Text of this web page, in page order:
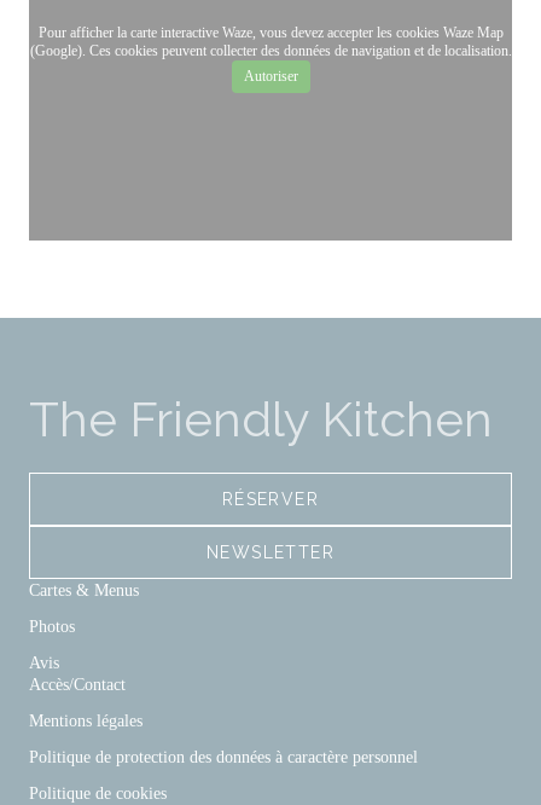
Pour afficher la carte interactive Waze, vous devez accepter les cookies Waze Map
(Google). Ces cookies peuvent collecter des données de navigation et de localisation.
Autoriser
The Friendly Kitchen
RÉSERVER
NEWSLETTER
Cartes & Menus
Photos
Avis
Accès/Contact
Mentions légales
Politique de protection des données à caractère personnel
Politique de cookies